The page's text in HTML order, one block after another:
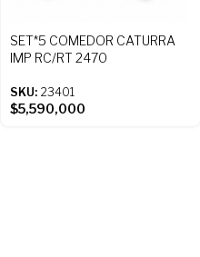
SET*5 COMEDOR CATURRA
IMP RC/RT 2470
SKU: 23401
$5,590,000